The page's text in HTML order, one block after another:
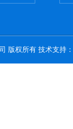
版权所有 技术支持：